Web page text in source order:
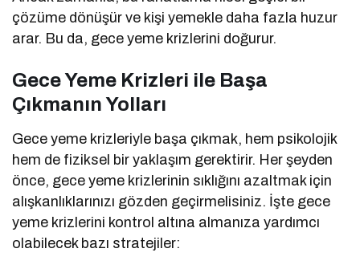
çözüme dönüşür ve kişi yemekle daha fazla huzur
arar. Bu da, gece yeme krizlerini doğurur.
Gece Yeme Krizleri ile Başa
Çıkmanın Yolları
Gece yeme krizleriyle başa çıkmak, hem psikolojik
hem de fiziksel bir yaklaşım gerektirir. Her şeyden
önce, gece yeme krizlerinin sıklığını azaltmak için
alışkanlıklarınızı gözden geçirmelisiniz. İşte gece
yeme krizlerini kontrol altına almanıza yardımcı
olabilecek bazı stratejiler: